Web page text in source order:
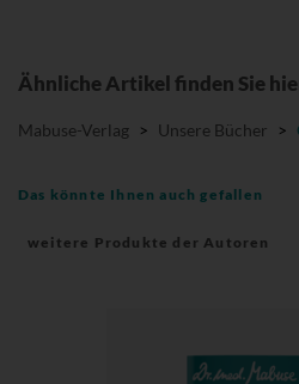
Ähnliche Artikel finden Sie
Mabuse-Verlag > Unsere Bücher >
Das könnte Ihnen auch gefallen
weitere Produkte der Autoren